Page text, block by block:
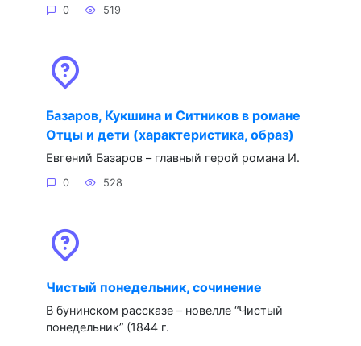
0 519
Базаров, Кукшина и Ситников в романе
Отцы и дети (характеристика, образ)
Евгений Базаров – главный герой романа И.
0 528
Чистый понедельник, сочинение
В бунинском рассказе – новелле “Чистый
понедельник” (1844 г.